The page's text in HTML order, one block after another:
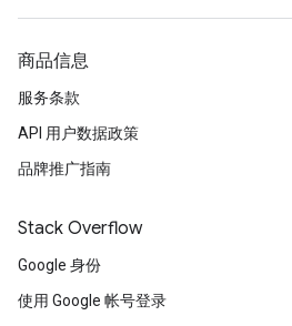
商品信息
服务条款
API 用户数据政策
品牌推广指南
Stack Overflow
Google 身份
使用 Google 帐号登录